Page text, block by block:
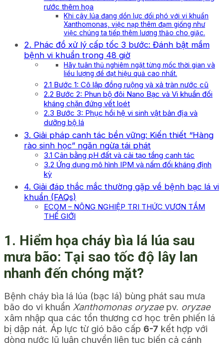
rước thêm họa
Khi cây lúa đang dồn lực đối phó với vi khuẩn
Xanthomonas, việc nạp thêm đạm giống như
việc chúng ta tiếp thêm lương thảo cho giặc.
2. Phác đồ xử lý cấp tốc 3 bước: Đánh bật mầm
bệnh vi khuẩn trong 48 giờ
Hãy tuân thủ nghiêm ngặt từng mốc thời gian và
liều lượng để đạt hiệu quả cao nhất.
2.1 Bước 1: Cô lập đồng ruộng và xả tràn nước cũ
2.2 Bước 2: Phun bộ đôi Nano Bạc và Vi khuẩn đối
kháng chặn đứng vết loét
2.3 Bước 3: Phục hồi hệ vi sinh vật bản địa và
dưỡng bộ lá
3. Giải pháp canh tác bền vững: Kiến thiết “Hàng
rào sinh học” ngăn ngừa tái phát
3.1 Cân bằng pH đất và cải tạo tầng canh tác
3.2 Ứng dụng mô hình IPM và nấm đối kháng định
kỳ
4. Giải đáp thắc mắc thường gặp về bệnh bạc lá vi
khuẩn (FAQs)
ECOM – NÔNG NGHIỆP TRI THỨC VƯƠN TẦM
THẾ GIỚI
1. Hiểm họa cháy bìa lá lúa sau
mưa bão: Tại sao tốc độ lây lan
nhanh đến chóng mặt?
Bệnh cháy bìa lá lúa (bạc lá) bùng phát sau mưa
bão do vi khuẩn Xanthomonas oryzaepv. oryzae
xâm nhập qua các tổn thương cơ học trên phiến lá
bị dập nát. Áp lực từ gió bão cấp 6-7 kết hợp với
dòng nước lũ luân chuyển liên tục biến cả cánh